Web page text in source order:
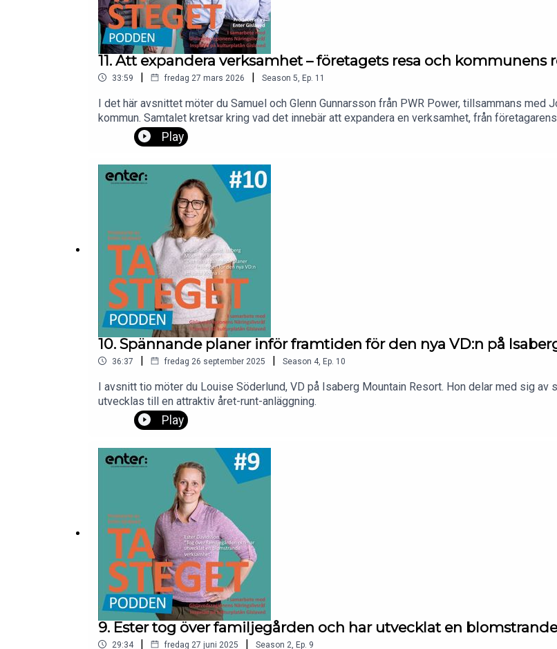
11. Att expandera verksamhet – företagets resa och kommunens
33:59 | fredag 27 mars 2026 | Season 5 Ep. 11
I det här avsnittet möter du Samuel och Glenn Gunnarsson från PWR Power, tillsammans med
kommun. Samtalet kretsar kring vad det innebär att expandera en verksamhet, från
följa PWR Powers resa och ta del av deras erfarenheter kring tillväxt och expansion.
mark, etablering och en lotsande organisation för att underlätta för företag som vill växa.
Play
10. Spännande planer inför framtiden för den nya VD:n på
36:37 | fredag 26 september 2025 | Season 4, Ep. 10
I avsnitt tio möter du Louise Söderlund, VD på Isaberg Mountain Resort. Hon delar med sig
utvecklas till en attraktiv året-runt-anläggning.
Play
9. Ester tog över familjegården och har utvecklat en
29:34 | fredag 27 juni 2025 | Season 2, Ep. 9